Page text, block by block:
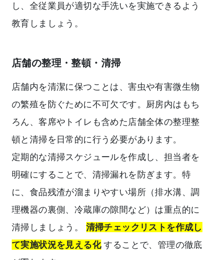
し、全従業員が適切な手洗いを実施できるよう
教育しましょう。
店舗の整理・整頓・清掃
店舗内を清潔に保つことは、害虫や有害微生物
の繁殖を防ぐために不可欠です。厨房内はもち
ろん、客席やトイレも含めた店舗全体の整理整
頓と清掃を日常的に行う必要があります。
定期的な清掃スケジュールを作成し、担当者を
明確にすることで、清掃漏れを防ぎます。特
に、食品残渣が溜まりやすい場所（排水溝、調
理機器の裏側、冷蔵庫の隙間など）は重点的に
清掃しましょう。 清掃チェックリストを作成し
て実施状況を見える化することで、管理の徹底